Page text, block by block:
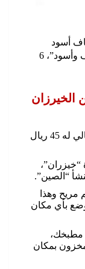
أسود
اللون “ألبرتو”، خصم 15%، اللون “شفاف وأسود”، 6
متوافر بخصم 49%، ليكون السعر الحالي له 45 ريال
المادة “خيزران”،
تصميم مريح وهذا
بأي مكان
مطبخك،
بمكان